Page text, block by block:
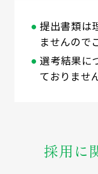
提出書類は
ませんので
選考結果に
ておりませ
採用に